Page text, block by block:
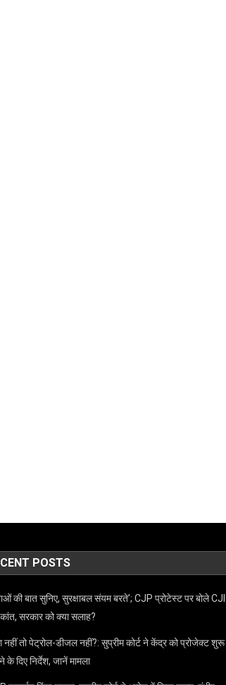
POSTS
की बात सुनिए, सुरक्षाबल संयम बरते’; CJP प्रोटेस्ट पर बोले CJI
सरकार को क्या सलाह?
नहीं तो पेट्रोल-डीजल नहीं?: सुप्रीम कोर्ट ने केंद्र को प्रोजेक्ट शुरू
के दिए निर्देश, जानें मामला